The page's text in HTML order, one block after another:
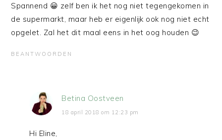
Spannend 😀 zelf ben ik het nog niet tegengekomen in
de supermarkt, maar heb er eigenlijk ook nog niet echt
opgelet. Zal het dit maal eens in het oog houden 😉
BEANTWOORDEN
Betina Oostveen
18 april 2018 om 12:23 pm
Hi Eline,